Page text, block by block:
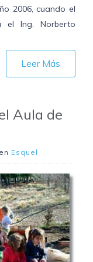
2006, cuando el
el Ing. Norberto
Leer Más
Aula de
Esquel